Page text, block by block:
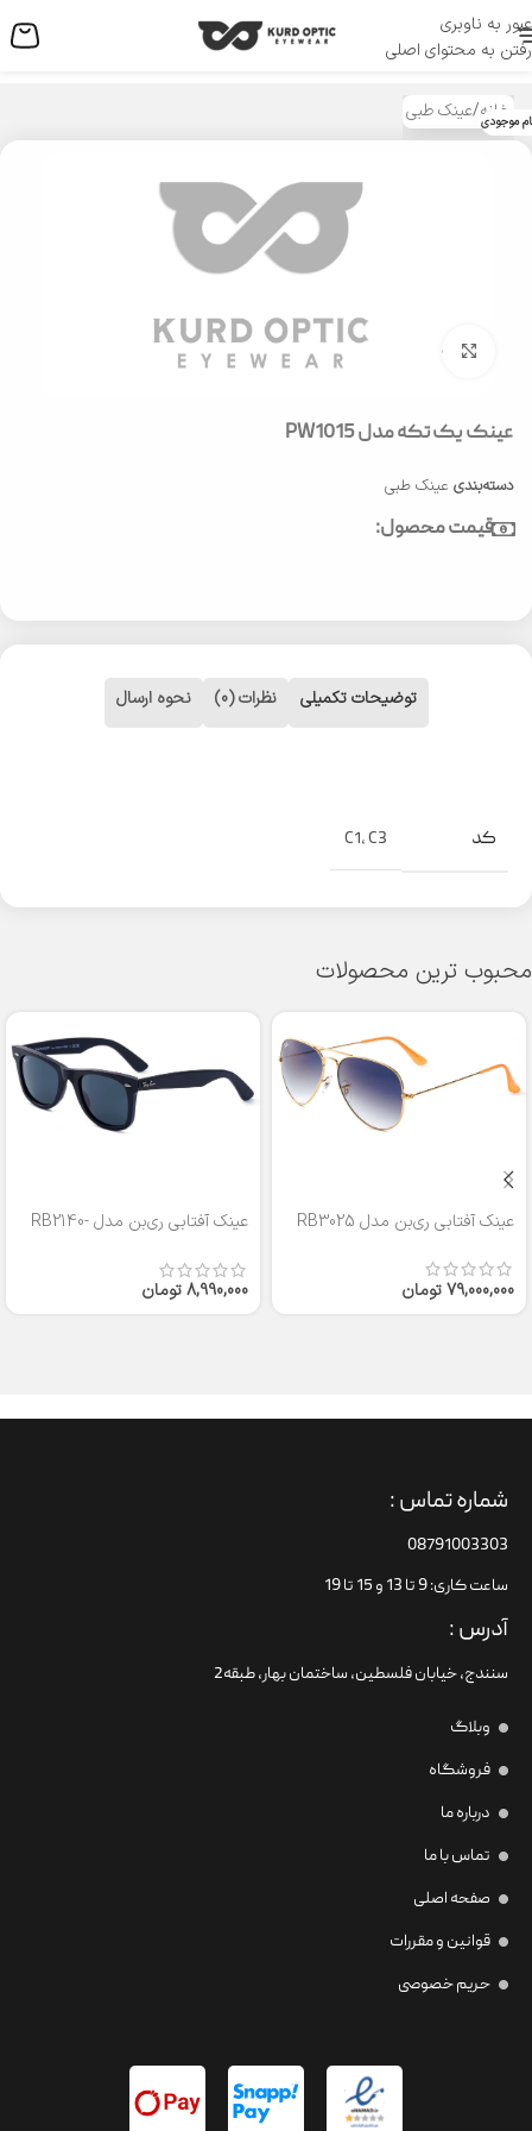
عبور به ناوبری
رفتن به محتوای اصلی
منو
خانه/عینک طبی موجودی
بزرگنمایی تصویر
عینک یک تکه مدل PW1015
دسته‌بندی عینک طبی
قیمت محصول:
توضیحات تکمیلی نظرات (0) نحوه ارسال
کد C1,C3
محبوب ترین محصولات
عینک آفتابی ری‌بن مدل RB3025
79,000,000تومان
عینک آفتابی ری‌بن مدل RB2140-
8,990,000تومان
شماره تماس :
08791003303
ساعت کاری: 9 تا 13 و 15 تا 19
آدرس :
سنندج، خیابان فلسطین،‌ ساختمان بهار، طبقه2
وبلاگ
فروشگاه
درباره ما
تماس با ما
صفحه اصلی
قوانین و مقررات
حریم خصوصی